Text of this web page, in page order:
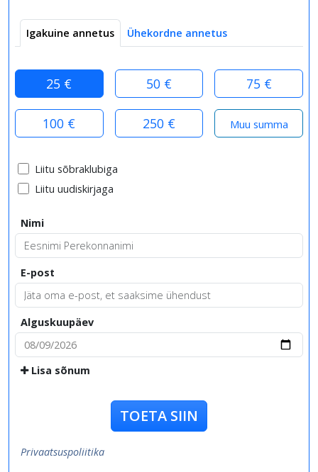
Igakuine annetus Ühekordne annetus
25 € 50 € 75 €
100 € 250 €
Liitu sõbraklubiga
Liitu uudiskirjaga
Nimi
E-post
Alguskuupäev
Lisa sõnum
TOETA SIIN
Privaatsuspoliitika